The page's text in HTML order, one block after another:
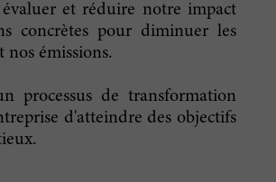
et réduire notre impact
concrètes pour diminuer les
émissions.
processus de transformation
d'atteindre des objectifs